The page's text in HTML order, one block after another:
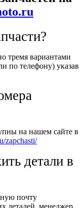
тремя вариантами
по телефону) указав
на нашем сайте в
zapchasti/
детали в
почту
деталей, менеджер